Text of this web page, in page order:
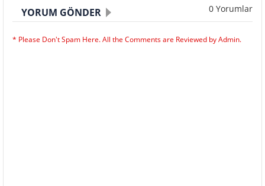
YORUM GÖNDER 0 Yorumlar
* Please Don't Spam Here. All the Comments are Reviewed by Admin.